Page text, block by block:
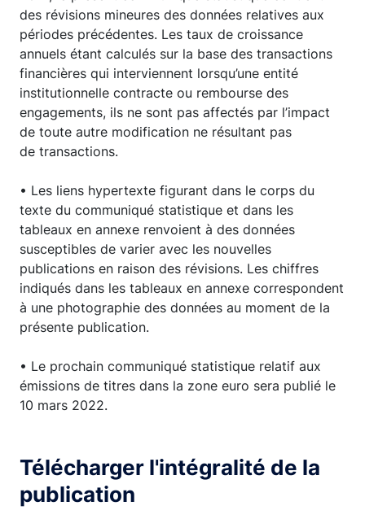
des révisions mineures des données relatives aux
périodes précédentes. Les taux de croissance
annuels étant calculés sur la base des transactions
financières qui interviennent lorsqu’une entité
institutionnelle contracte ou rembourse des
engagements, ils ne sont pas affectés par l’impact
de toute autre modification ne résultant pas
de transactions.
• Les liens hypertexte figurant dans le corps du
texte du communiqué statistique et dans les
tableaux en annexe renvoient à des données
susceptibles de varier avec les nouvelles
publications en raison des révisions. Les chiffres
indiqués dans les tableaux en annexe correspondent
à une photographie des données au moment de la
présente publication.
• Le prochain communiqué statistique relatif aux
émissions de titres dans la zone euro sera publié le
10 mars 2022.
Télécharger l'intégralité de la
publication